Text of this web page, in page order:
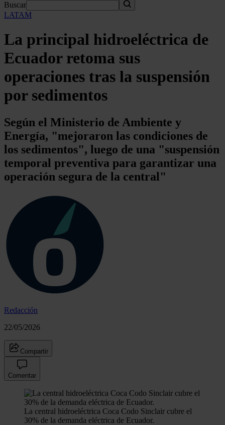
Buscar
LATAM
La principal hidroeléctrica de
Ecuador retoma sus
operaciones tras la suspensión
por sedimentos
Según el Ministerio de Ambiente y
Energía, "mejoraron las condiciones de
los sedimentos", luego de una "suspensión
temporal preventiva para garantizar una
operación segura de la central"
Redacción
22/05/2026
Compartir
Comentar
La central hidroeléctrica Coca Codo Sinclair cubre el
30% de la demanda eléctrica de Ecuador.